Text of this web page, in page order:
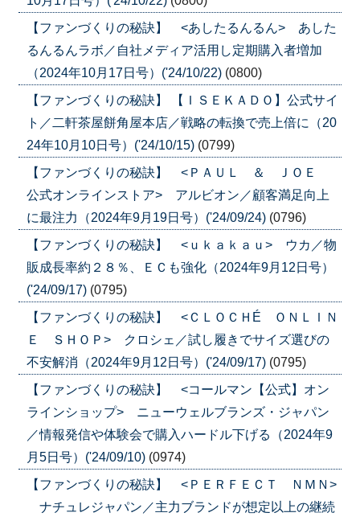
【ファンづくりの秘訣】 <あしたるんるん> あした
るんるんラボ／自社メディア活用し定期購入者増加
（2024年10月17日号）('24/10/22) (0800)
【ファンづくりの秘訣】 【ＩＳＥＫＡＤＯ】公式サイ
ト／二軒茶屋餅角屋本店／戦略の転換で売上倍に（20
24年10月10日号）('24/10/15) (0799)
【ファンづくりの秘訣】 <ＰＡＵＬ ＆ ＪＯＥ
公式オンラインストア> アルビオン／顧客満足向上
に最注力（2024年9月19日号）('24/09/24) (0796)
【ファンづくりの秘訣】 <ｕｋａｋａｕ> ウカ／物
販成長率約２８％、ＥＣも強化（2024年9月12日号）
('24/09/17) (0795)
【ファンづくりの秘訣】 <ＣＬＯＣＨÉ ＯＮＬＩＮ
Ｅ ＳＨＯＰ> クロシェ／試し履きでサイズ選びの
不安解消（2024年9月12日号）('24/09/17) (0795)
【ファンづくりの秘訣】 <コールマン【公式】オン
ラインショップ> ニューウェルブランズ・ジャパン
／情報発信や体験会で購入ハードル下げる（2024年9
月5日号）('24/09/10) (0974)
【ファンづくりの秘訣】 <ＰＥＲＦＥＣＴ ＮＭＮ>
ナチュレジャパン／主力ブランドが想定以上の継続